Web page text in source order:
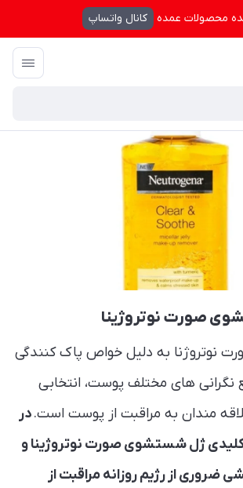
محصولات عمده کانال واتساپ
نوشته‌ها
صورت نوتروژینا
نوتروژنا به دلیل خواص پاک کنندگی
نگرانی های مختلف پوست، انتخابی
مندان به مراقبت از پوست است.در
کلیدی ژل شستشوی صورت نوتروژینا و
ضروری از رژیم روزانه مراقبت از